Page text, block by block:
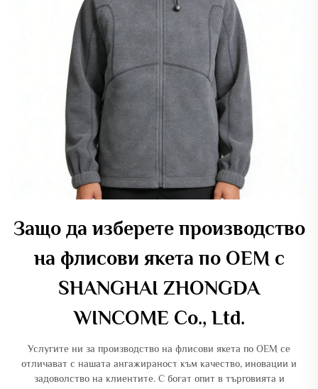
Защо да изберете производство
на флисови якета по OEM с
SHANGHAI ZHONGDA
WINCOME Co., Ltd.
Услугите ни за производство на флисови якета по OEM се
отличават с нашата ангажираност към качество, иновации и
задоволство на клиентите. С богат опит в търговията и